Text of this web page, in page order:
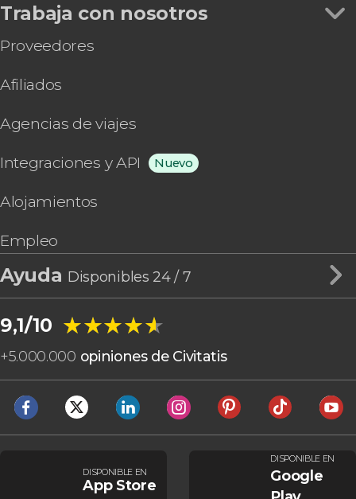
Trabaja con nosotros
Proveedores
Afiliados
Agencias de viajes
Integraciones y API Nuevo
Alojamientos
Empleo
Ayuda Disponibles 24 / 7
9,1/10 ★★★★★
★★★★★
+5.000.000 opiniones de Civitatis
DISPONIBLE EN
App Store
DISPONIBLE EN
Google